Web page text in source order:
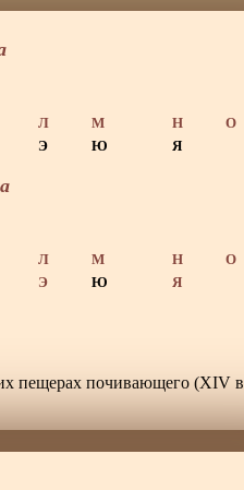
Л М Н
О
Э Ю Я
Л М Н
О
Э Ю Я
пещерах почивающего (XIV